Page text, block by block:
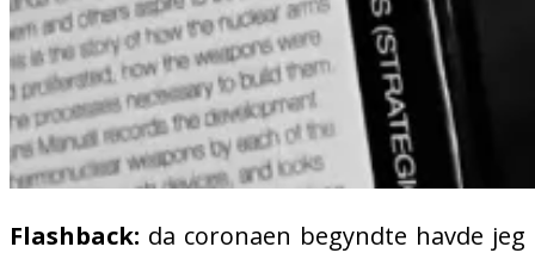
Flashback: da coronaen begyndte havde jeg